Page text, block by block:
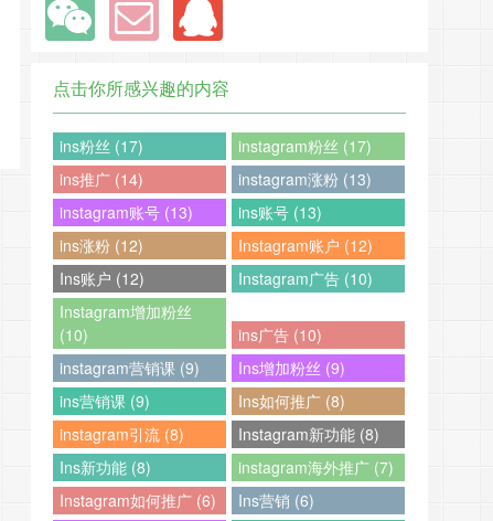
点击你所感兴趣的内容
ins粉丝 (17)
instagram粉丝 (17)
ins推广 (14)
instagram涨粉 (13)
instagram账号 (13)
ins账号 (13)
ins涨粉 (12)
Instagram账户 (12)
Ins账户 (12)
Instagram广告 (10)
Instagram增加粉丝
(10)
ins广告 (10)
instagram营销课 (9)
Ins增加粉丝 (9)
ins营销课 (9)
Ins如何推广 (8)
instagram引流 (8)
Instagram新功能 (8)
Ins新功能 (8)
instagram海外推广 (7)
Instagram如何推广 (6)
Ins营销 (6)